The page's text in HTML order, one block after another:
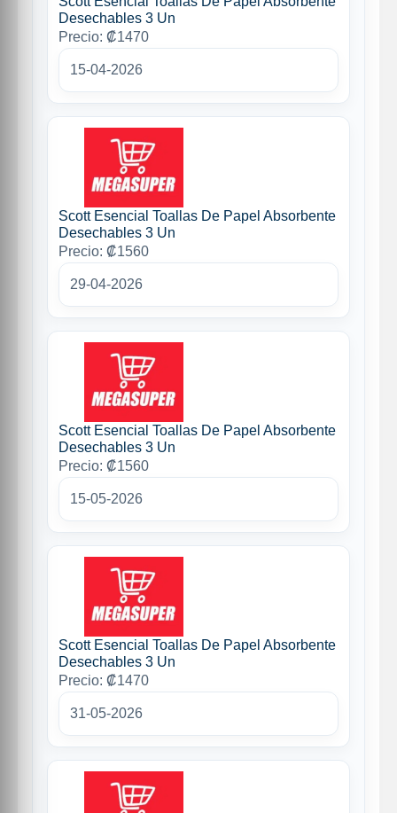
Desechables 3 Un
Precio: ₡1470
15-04-2026
Scott Esencial Toallas De Papel Absorbente
Desechables 3 Un
Precio: ₡1560
29-04-2026
Scott Esencial Toallas De Papel Absorbente
Desechables 3 Un
Precio: ₡1560
15-05-2026
Scott Esencial Toallas De Papel Absorbente
Desechables 3 Un
Precio: ₡1470
31-05-2026